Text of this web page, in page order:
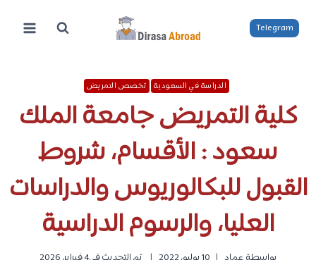
المحتوى
Telegram
الدراسة في السعودية تخصص التمريض
كلية التمريض جامعة الملك
سعود : الأقسام، شروط
القبول للبكالوريوس والدراسات
العليا، والرسوم الدراسية